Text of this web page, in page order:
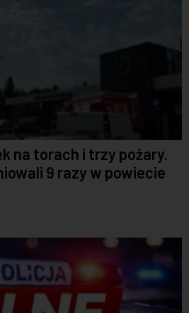
na torach i trzy pożary.
9 razy w powiecie